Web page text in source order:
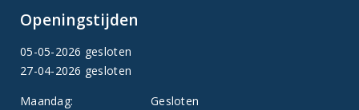
Openingstijden
05-05-2026 gesloten
27-04-2026 gesloten
Maandag:
Gesloten